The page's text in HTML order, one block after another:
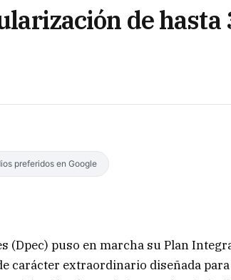
de hasta
preferidos en Google
(Dpec) puso en marcha su Plan
carácter extraordinario diseñada